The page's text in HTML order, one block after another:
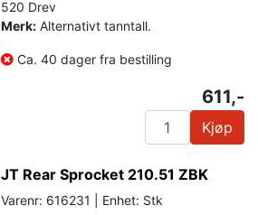
520 Drev
Merk: Alternativt tanntall.
Ca. 40 dager fra bestilling
611,-
Kjøp
JT Rear Sprocket 210.51 ZBK
Varenr: 616231 | Enhet: Stk